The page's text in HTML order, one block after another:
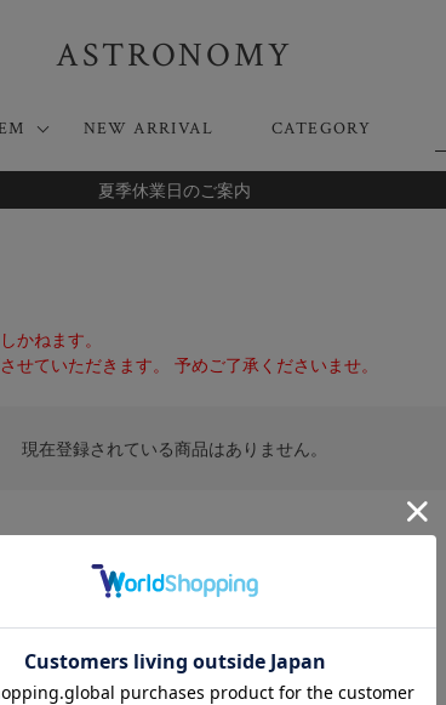
ASTRONOMY
NEW ARRIVAL CATEGORY
夏季休業日のご案内
かねます。
ていただきます。 予めご了承くださいませ。
現在登録されている商品はありません。
PAGETOP